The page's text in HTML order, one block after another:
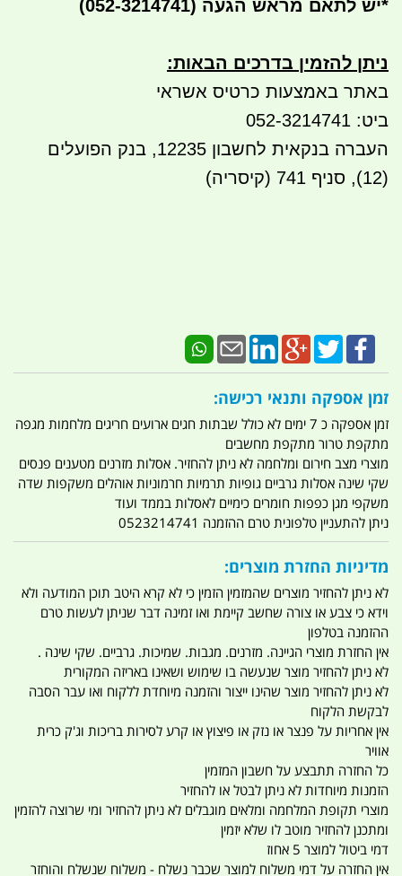
*יש לתאם מראש הגעה (052-3214741)
ניתן להזמין בדרכים הבאות:
באתר באמצעות כרטיס אשראי
ביט: 052-3214741
העברה בנקא
ית לחשבון 12235, בנק הפועלים
(12), סניף 741 (קיסריה)
זמן אספקה ותנאי רכישה:
זמן אספקה כ 7 ימים לא כולל שבתות חגים ארועים חריגים מלחמות מגפה
מתקפת טרור מתקפת מחשבים
מוצרי מצב חירום ומלחמה לא ניתן להחזיר. אסלות מזרנים מטענים פנסים
שקי שינה אסלות גרביים גופיות תרמיות חרמוניות אוהלים משקפות שדה
משקפי מגן כפפות חומרים כימיים לאסלות בממד ועוד
ניתן להתעניין טלפונית טרם ההזמנה 0523214741
מדיניות החזרת מוצרים:
לא ניתן להחזיר מוצרים שהמזמין הזמין כי לא קרא היטב תוכן המודעה ולא
וידא כי צבע או צורה שחשב קיימת ואו זמינה דבר שניתן לעשות טרם
ההזמנה בטלפון
אין החזרת מוצרי הגיינה. מזרנים. מגבות. שמיכות. גרביים. שקי שינה .
לא ניתן להחזיר מוצר שנעשה בו שימוש ושאינו באריזה המקורית
לא ניתן להחזיר מוצר שהינו ייצור והזמנה מיוחדת ללקוח ואו עבר הסבה
לבקשת הלקוח
אין אחריות על פנצר או נזק או פיצוץ או קרע לסירות בריכות וג'ק כרית
אוויר
כל החזרה תתבצע על חשבון המזמין
הזמנות מיוחדות לא ניתן לבטל או להחזיר
מוצרי תקופת המלחמה ומלאים מוגבלים לא ניתן להחזיר ומי שרוצה להזמין
ומתכנן להחזיר מוטב לו שלא יזמין
דמי ביטול למוצר 5 אחוז
אין החזרה על דמי משלוח למוצר שכבר נשלח - משלוח שנשלח והוחזר